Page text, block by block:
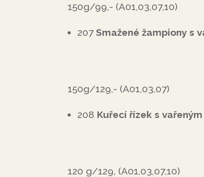
150g/99,- (A01,03,07,10)
207Smažené žampiony s
150g/129,- (A01,03,07)
208 Kuřecí řízek s
120 g/129, (A01,03,07,10)